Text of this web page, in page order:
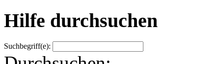
Hilfe durchsuchen
Suchbegriff(e):